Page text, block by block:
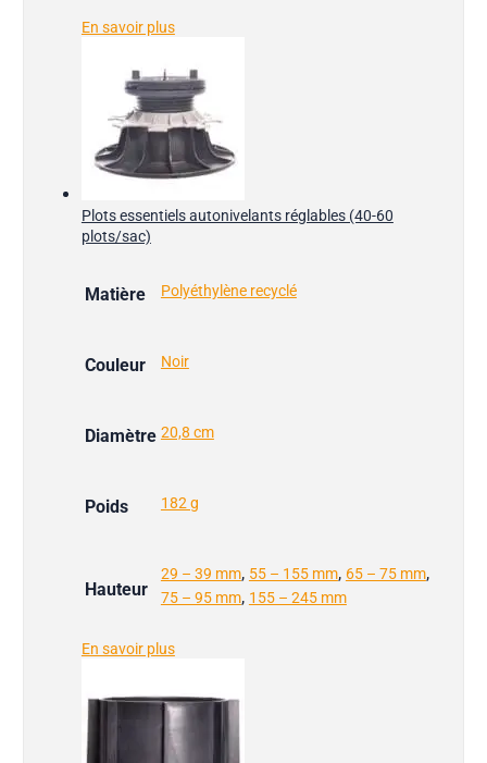
En savoir plus
Plots essentiels autonivelants réglables (40-60
plots/sac)
Matière Polyéthylène recyclé
Couleur Noir
Diamètre 20,8 cm
Poids 182 g
Hauteur
29 – 39 mm, 55 – 155 mm, 65 – 75 mm,
75 – 95 mm, 155 – 245 mm
En savoir plus